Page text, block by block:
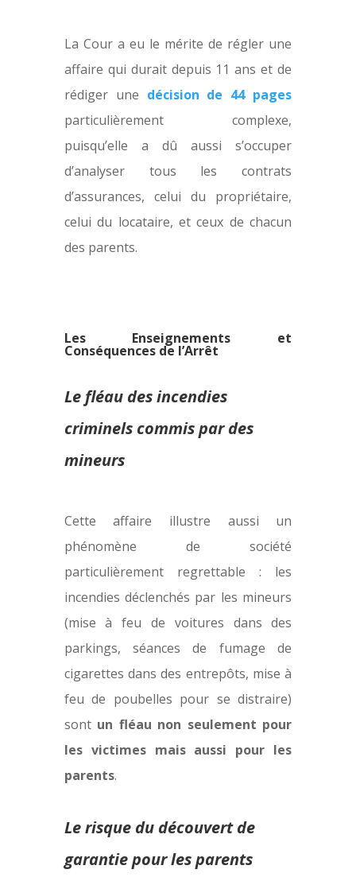
La Cour a eu le mérite de régler une
affaire qui durait depuis 11 ans et de
rédiger une décision de 44 pages
particulièrement complexe,
puisqu’elle a dû aussi s’occuper
d’analyser tous les contrats
d’assurances, celui du propriétaire,
celui du locataire, et ceux de chacun
des parents.
Les Enseignements et
Conséquences de l’Arrêt
Le fléau des incendies
criminels commis par des
mineurs
Cette affaire illustre aussi un
phénomène de société
particulièrement regrettable : les
incendies déclenchés par les mineurs
(mise à feu de voitures dans des
parkings, séances de fumage de
cigarettes dans des entrepôts, mise à
feu de poubelles pour se distraire)
sont un fléau non seulement pour
les victimes mais aussi pour les
parents.
Le risque du découvert de
garantie pour les parents